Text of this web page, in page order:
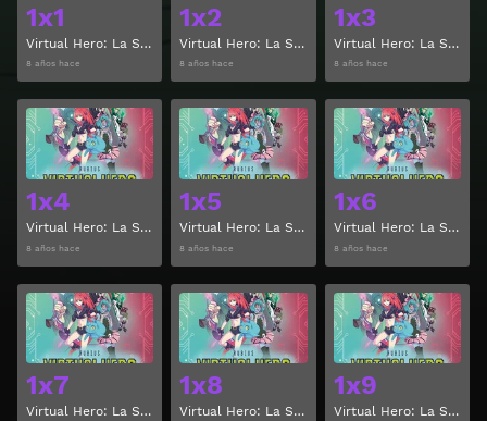
1x1
Virtual Hero: La Serie Temporada 1 Capitulo 1
8 años hace
1x2
Virtual Hero: La Serie Temporada 1 Capitulo 2
8 años hace
1x3
Virtual Hero: La Serie Temporada 1 Capitulo 3
8 años hace
1x4
Virtual Hero: La Serie Temporada 1 Capitulo 4
8 años hace
Ver
1x5
Virtual Hero: La Serie Temporada 1 Capitulo 5
8 años hace
Ver
1x6
Virtual Hero: La Serie Temporada 1 Capitulo 6
8 años hace
1x7
Virtual Hero: La Serie Temporada 1 Capitulo 7
Ver
1x8
Virtual Hero: La Serie Temporada 1 Capitulo 8
Ver
1x9
Virtual Hero: La Serie Temporada 1 Capitulo 9